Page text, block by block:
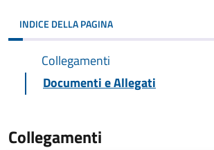
INDICE DELLA PAGINA
Collegamenti
Documenti e Allegati
Collegamenti